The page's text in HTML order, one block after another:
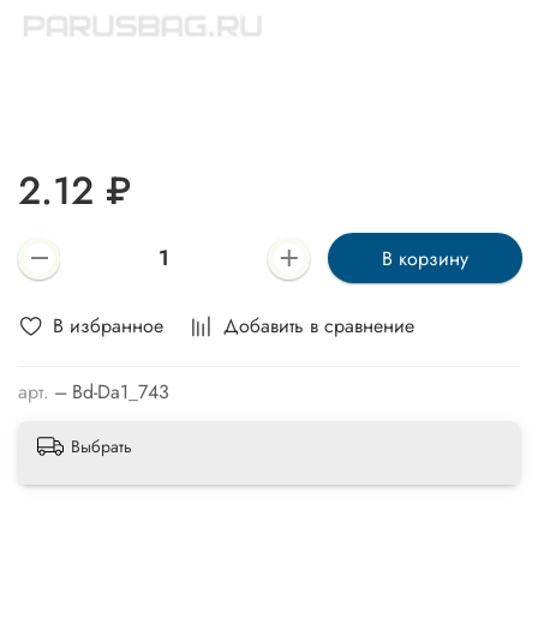
В избранное Добавить в сравнение
арт. --- Bd-Da1_743
2.12 ₽
В корзину
Выбрать